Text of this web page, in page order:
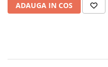
ADAUGA IN COS